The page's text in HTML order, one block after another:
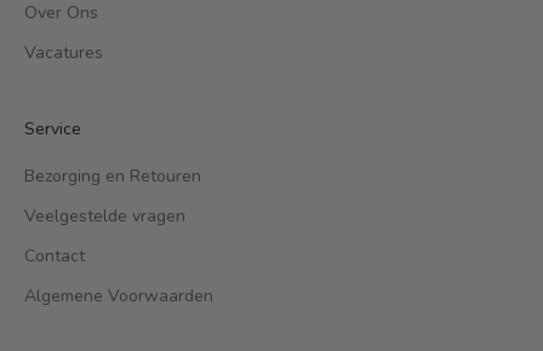
Over Ons
Vacatures
Service
Bezorging en Retouren
Veelgestelde vragen
Contact
Algemene Voorwaarden